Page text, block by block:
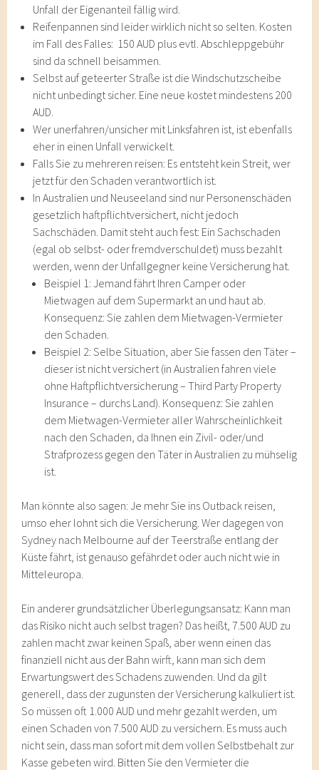
Unfall der Eigenanteil fällig wird.
Reifenpannen sind leider wirklich nicht so selten. Kosten
im Fall des Falles: 150 AUD plus evtl. Abschleppgebühr
sind da schnell beisammen.
Selbst auf geteerter Straße ist die Windschutzscheibe
nicht unbedingt sicher. Eine neue kostet mindestens 200
AUD.
Wer unerfahren/unsicher mit Linksfahren ist, ist ebenfalls
eher in einen Unfall verwickelt.
Falls Sie zu mehreren reisen: Es entsteht kein Streit, wer
jetzt für den Schaden verantwortlich ist.
In Australien und Neuseeland sind nur Personenschäden
gesetzlich haftpflichtversichert, nicht jedoch
Sachschäden. Damit steht auch fest: Ein Sachschaden
(egal ob selbst- oder fremdverschuldet) muss bezahlt
werden, wenn der Unfallgegner keine Versicherung hat.
Beispiel 1: Jemand fährt Ihren Camper oder
Mietwagen auf dem Supermarkt an und haut ab.
Konsequenz: Sie zahlen dem Mietwagen-Vermieter
den Schaden.
Beispiel 2: Selbe Situation, aber Sie fassen den Täter –
dieser ist nicht versichert (in Australien fahren viele
ohne Haftpflichtversicherung – Third Party Property
Insurance – durchs Land). Konsequenz: Sie zahlen
dem Mietwagen-Vermieter aller Wahrscheinlichkeit
nach den Schaden, da Ihnen ein Zivil- oder/und
Strafprozess gegen den Täter in Australien zu mühselig
ist.
Man könnte also sagen: Je mehr Sie ins Outback reisen,
umso eher lohnt sich die Versicherung. Wer dagegen von
Sydney nach Melbourne auf der Teerstraße entlang der
Küste fährt, ist genauso gefährdet oder auch nicht wie in
Mitteleuropa.
Ein anderer grundsätzlicher Überlegungsansatz: Kann man
das Risiko nicht auch selbst tragen? Das heißt, 7.500 AUD zu
zahlen macht zwar keinen Spaß, aber wenn einen das
finanziell nicht aus der Bahn wirft, kann man sich dem
Erwartungswert des Schadens zuwenden. Und da gilt
generell, dass der zugunsten der Versicherung kalkuliert ist.
So müssen oft 1.000 AUD und mehr gezahlt werden, um
einen Schaden von 7.500 AUD zu versichern. Es muss auch
nicht sein, dass man sofort mit dem vollen Selbstbehalt zur
Kasse gebeten wird. Bitten Sie den Vermieter die